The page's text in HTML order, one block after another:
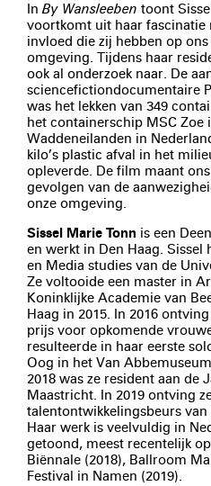
InBy Wansleeben toont
voortkomt uit haar
invloed die zij hebben op
omgeving. Tijdens haar
ook al onderzoek naar. De
sciencefictiondocumentaire
was het lekken van 349
het containerschip MSC Zoe
Waddeneilanden in
kilo’s plastic afval in het
opleverde. De film maant
gevolgen van de
onze omgeving.
Sissel Marie Tonn is een
en werkt in Den Haag. Sissel
en Media studies van de
Ze voltooide een master in
Koninklijke Academie van
Haag in 2015. In 2016
prijs voor opkomende
resulteerde in haar eerste
Oog in het Van
2018 was ze resident aan de
Maastricht. In 2019 ontving
talentontwikkelingsbeurs
Haar werk is veelvuldig in
getoond, meest recentelijk
Biënnale (2018), Ballroom
Festival in Namen (2019).